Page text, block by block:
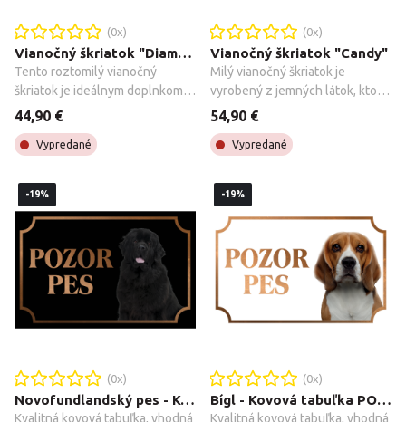
(0x)
Vianočný škriatok "Diamond"
Tento roztomilý vianočný
škriatok je ideálnym doplnkom
pre váš sviatočný interiér.
zamatovo-ružovom oblečení s
pôsobí elegantne a zároveň
hravo. Jeho veľká, mäkká čiapka
so zlatou hviezdou pridáva
nádych sviatočnej iskry a
zároveň zvýrazňuje jedinečný
dizajn.
44,90 €
Vypredané
(0x)
Vianočný škriatok "Candy"
Milý vianočný škriatok je
vyrobený z jemných látok, ktoré
mu dodávajú útulný vzhľad. V
ozdobený zelený stromček, čím
Vianoc. Môže slúžiť ako krásna
dekorácia na poličku, pod
stromček alebo na stôl, kde
prinesie radosť a vianočné
kúzlo každému, kto ho uvidí.
54,90 €
Vypredané
-19%
(0x)
Novofundlandský pes - Kovová tabuľka POZOR PES
Kvalitná kovová tabuľka, vhodná
-19%
(0x)
Bígl - Kovová tabuľka POZOR PES
Kvalitná kovová tabuľka, vhodná